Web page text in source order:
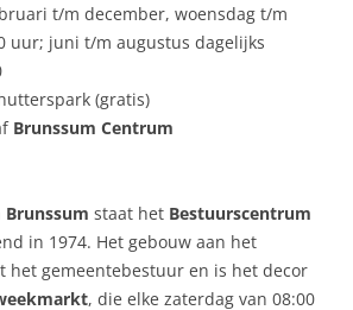
t/m december, woensdag t/m
uur; juni t/m augustus dagelijks
(gratis)
Brunssum Centrum
Brunssum staat het Bestuurscentrum
in 1974. Het gebouw aan het
het gemeentebestuur en is het decor
, die elke zaterdag van 08:00